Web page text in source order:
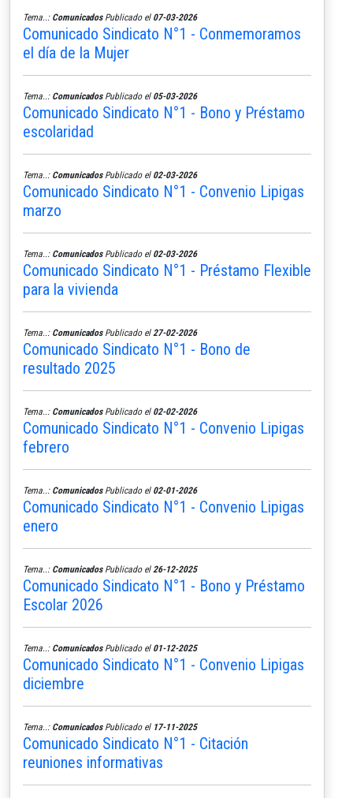
Tema..: ComunicadosPublicado el 07-03-2026
Comunicado Sindicato N°1 - Conmemoramos
el día de la Mujer
Tema..: ComunicadosPublicado el 05-03-2026
Comunicado Sindicato N°1 - Bono y Préstamo
escolaridad
Tema..: ComunicadosPublicado el 02-03-2026
Comunicado Sindicato N°1 - Convenio Lipigas
marzo
Tema..: ComunicadosPublicado el 02-03-2026
Comunicado Sindicato N°1 - Préstamo Flexible
para la vivienda
Tema..: ComunicadosPublicado el 27-02-2026
Comunicado Sindicato N°1 - Bono de
resultado 2025
Tema..: ComunicadosPublicado el 02-02-2026
Comunicado Sindicato N°1 - Convenio Lipigas
febrero
Tema..: ComunicadosPublicado el 02-01-2026
Comunicado Sindicato N°1 - Convenio Lipigas
enero
Tema..: ComunicadosPublicado el 26-12-2025
Comunicado Sindicato N°1 - Bono y Préstamo
Escolar 2026
Tema..: ComunicadosPublicado el 01-12-2025
Comunicado Sindicato N°1 - Convenio Lipigas
diciembre
Tema..: ComunicadosPublicado el 17-11-2025
Comunicado Sindicato N°1 - Citación
reuniones informativas